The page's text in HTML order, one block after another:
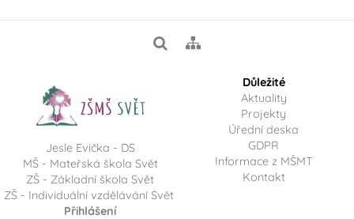
Jesle Evička - DS
MŠ - Mateřská škola Svět
ZŠ - Základní škola Svět
ZŠ - Individuální vzdělávání Svět
Přihlášení
Důležité
Aktuality
Projekty
Úřední deska
GDPR
Informace z MŠMT
Kontakt